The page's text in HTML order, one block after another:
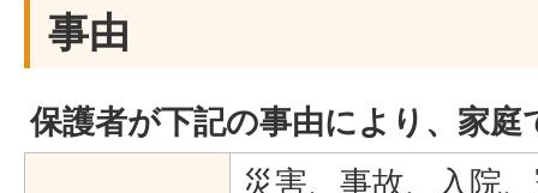
事由
保護者が下記の事由により、家庭
災害、事故、入院